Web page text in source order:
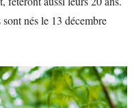
nés le 13 décembre